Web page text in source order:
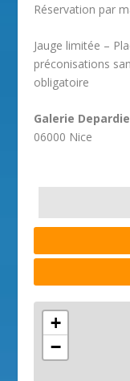
Réservation par
Jauge limitée –
préconisations
obligatoire
Galerie
06000 Nice
+
−